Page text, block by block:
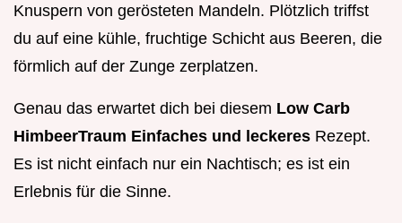
Knuspern von gerösteten Mandeln. Plötzlich triffst
du auf eine kühle, fruchtige Schicht aus Beeren, die
förmlich auf der Zunge zerplatzen.
Genau das erwartet dich bei diesem Low Carb
HimbeerTraum Einfaches und leckeres Rezept.
Es ist nicht einfach nur ein Nachtisch; es ist ein
Erlebnis für die Sinne.